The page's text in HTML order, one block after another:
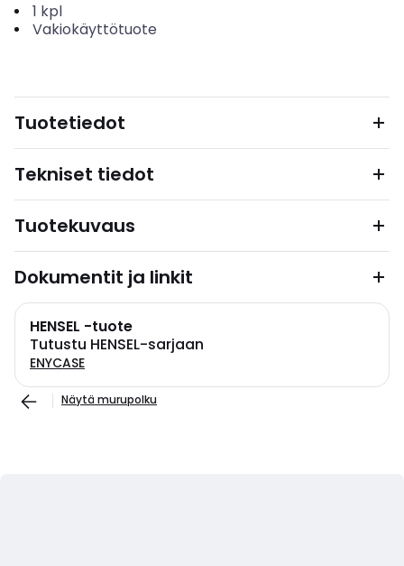
1 kpl
Vakiokäyttötuote
Tuotetiedot
Tekniset tiedot
Tuotekuvaus
Dokumentit ja linkit
HENSEL -tuote
Tutustu HENSEL-sarjaan
ENYCASE
Näytä murupolku